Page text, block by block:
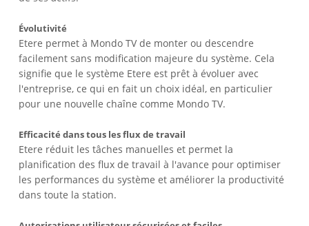
Évolutivité
Etere permet à Mondo TV de monter ou descendre
facilement sans modification majeure du système. Cela
signifie que le système Etere est prêt à évoluer avec
l'entreprise, ce qui en fait un choix idéal, en particulier
pour une nouvelle chaîne comme Mondo TV.
Efficacité dans tous les flux de travail
Etere réduit les tâches manuelles et permet la
planification des flux de travail à l'avance pour optimiser
les performances du système et améliorer la productivité
dans toute la station.